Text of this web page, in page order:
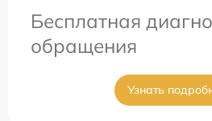
Бесплатная
обращения
Узнать